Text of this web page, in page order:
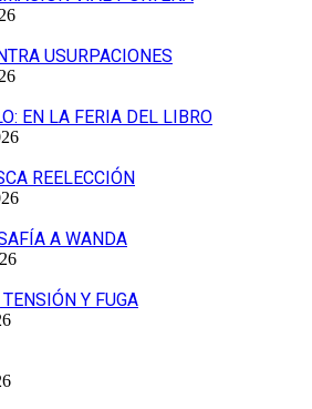
USURPACIONES
EN LA FERIA DEL LIBRO
REELECCIÓN
A WANDA
Y FUGA